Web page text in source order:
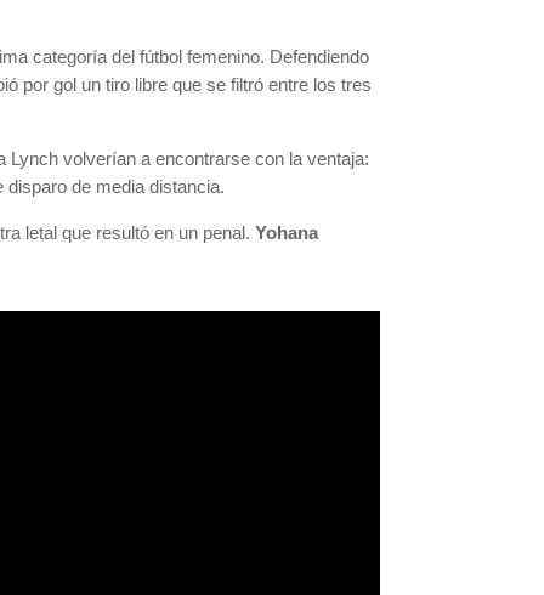
categoría del fútbol femenino. Defendiendo
por gol un tiro libre que se filtró entre los tres
volverían a encontrarse con la ventaja:
disparo de media distancia.
letal que resultó en un penal.Yohana